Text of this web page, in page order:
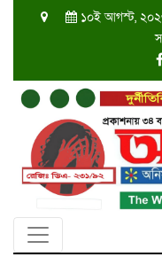
১০ই আগস্ট, ২০২৬